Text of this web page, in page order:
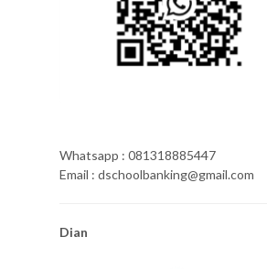
Whatsapp : 081318885447
Email : dschoolbanking@gmail.com
Dian